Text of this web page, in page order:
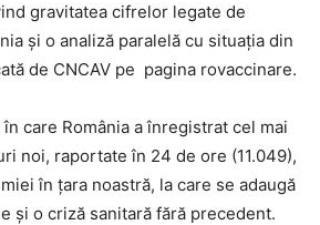
gravitatea cifrelor legate de
și o analiză paralelă cu situația din
de CNCAV pe pagina rovaccinare.
care România a înregistrat cel mai
noi, raportate în 24 de ore (11.049),
în țara noastră, la care se adaugă
și o criză sanitară fără precedent.